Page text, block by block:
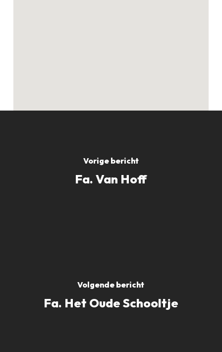
Vorige bericht
Fa. Van Hoff
Volgende bericht
Fa. Het Oude Schooltje